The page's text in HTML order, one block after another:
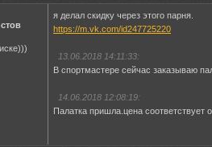
я делал скидку через этого парня.
https://m.vk.com/id247725220
13.06.2018 14:11:33:
В спортмастере сейчас заказываю
14.06.2018 12:08:19:
Палатка пришла.цена соответствует